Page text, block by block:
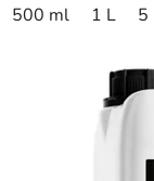
500 ml 1 L 5